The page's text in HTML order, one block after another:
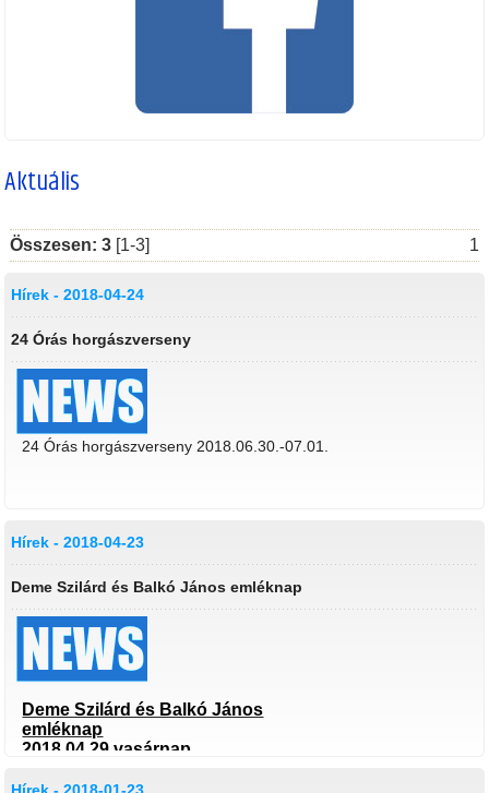
Aktuális
Összesen: 3 [1-3] 1
Hírek - 2018-04-24
24 Órás horgászverseny
24 Órás horgászverseny 2018.06.30.-07.01.
Hírek - 2018-04-23
Deme Szilárd és Balkó János emléknap
Deme Szilárd és Balkó János
emléknap
2018.04.29.vasárnap
Hírek - 2018-01-23